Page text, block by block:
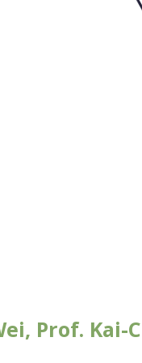
Prof. Kai-